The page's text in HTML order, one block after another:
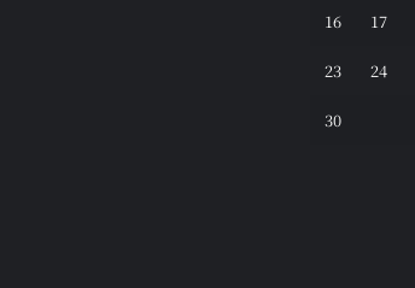
16 17
23 24
30